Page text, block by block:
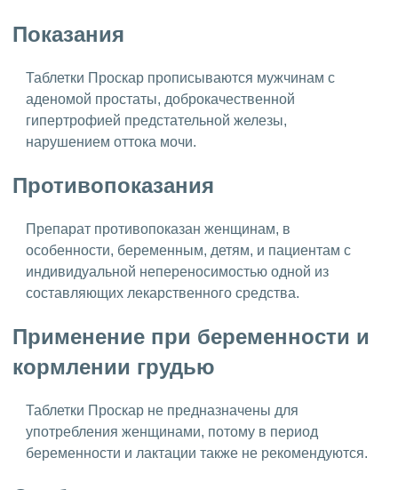
Показания
Таблетки Проскар прописываются мужчинам с
аденомой простаты, доброкачественной
гипертрофией предстательной железы,
нарушением оттока мочи.
Противопоказания
Препарат противопоказан женщинам, в
особенности, беременным, детям, и пациентам с
индивидуальной непереносимостью одной из
составляющих лекарственного средства.
Применение при беременности и
кормлении грудью
Таблетки Проскар не предназначены для
употребления женщинами, потому в период
беременности и лактации также не рекомендуются.